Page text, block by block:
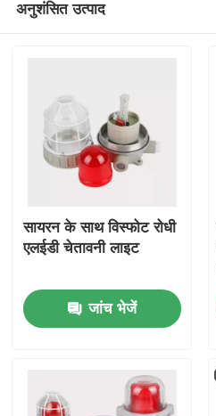
अनुशंसित उत्पाद
सायरन के साथ विस्फोट रोधी
एलईडी चेतावनी लाइट
जांच भेजें